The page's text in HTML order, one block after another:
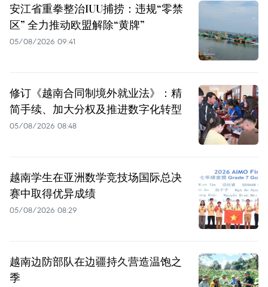
安江省重拳整治IUU捕捞：违规“零禁
区” 全力推动欧盟解除“黄牌”
05/08/2026 09:41
修订《越南合同制境外就业法》：精
简手续、加大分权及推进数字化转型
05/08/2026 08:48
越南学生在亚洲数学竞技场国际总决
赛中取得优异成绩
05/08/2026 08:29
越南边防部队在边疆持久营造温饱之
季